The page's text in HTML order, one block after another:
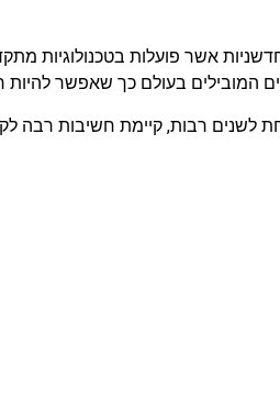
המובילים בעולם כך שאפשר להיות
לשנים רבות, קיימת חשיבות רבה